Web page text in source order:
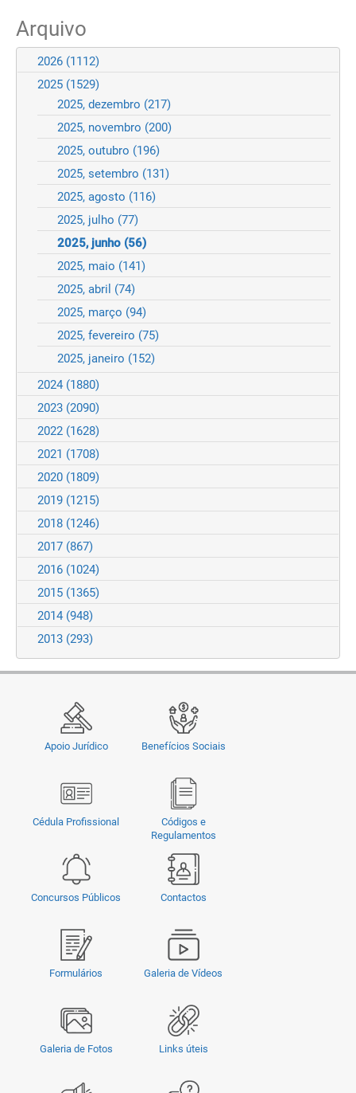
Arquivo
2026 (1112)
2025 (1529)
2025, dezembro (217)
2025, novembro (200)
2025, outubro (196)
2025, setembro (131)
2025, agosto (116)
2025, julho (77)
2025, junho (56)
2025, maio (141)
2025, abril (74)
2025, março (94)
2025, fevereiro (75)
2025, janeiro (152)
2024 (1880)
2023 (2090)
2022 (1628)
2021 (1708)
2020 (1809)
2019 (1215)
2018 (1246)
2017 (867)
2016 (1024)
2015 (1365)
2014 (948)
2013 (293)
Apoio Jurídico Benefícios Sociais
Cédula Profissional
Códigos e
Regulamentos
Concursos Públicos Contactos
Formulários Galeria de Vídeos
Galeria de Fotos Links úteis